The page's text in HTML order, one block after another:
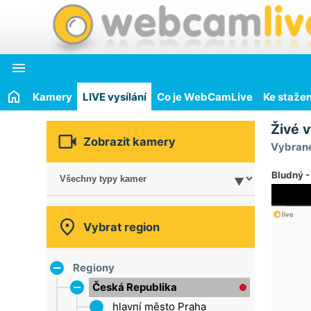

Kamery LIVE vysílání Co je WebCamLive Ke
 Zobrazit kamery
 Vybrat region
Regiony
Česká Republika
hlavní město Praha
Živé
Bludný